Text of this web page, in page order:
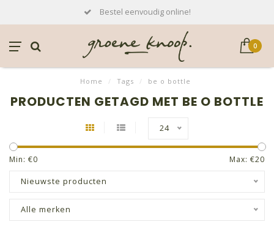
Bestel eenvoudig online!
0
Home / Tags / be o bottle
PRODUCTEN GETAGD MET BE O BOTTLE
24
Min: €0 Max: €20
Nieuwste producten
Alle merken